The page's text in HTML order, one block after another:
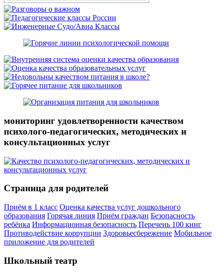
мониторинг удовлетворенности качеством
психолого-педагогических, методических и
консультационных услуг
Страница для родителей
Приём в 1 класс Оценка качества услуг дошкольного
образования Горячая линия Приём граждан Безопасность
ребёнка Информационная безопасность Перечень 100 книг
Противодействие коррупции Здоровьесбережение Мобильное
приложение для родителей
Школьный театр